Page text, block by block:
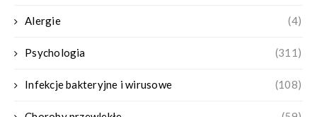
Alergie (4)
Psychologia (311)
Infekcje bakteryjne i wirusowe (108)